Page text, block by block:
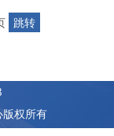
跳转
权所有